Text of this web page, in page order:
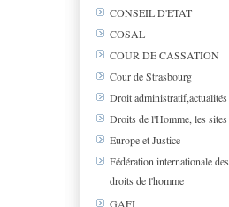
CONSEIL D'ETAT
COSAL
COUR DE CASSATION
Cour de Strasbourg
Droit administratif,actualités
Droits de l'Homme, les sites
Europe et Justice
Fédération internationale des
droits de l'homme
GAFI